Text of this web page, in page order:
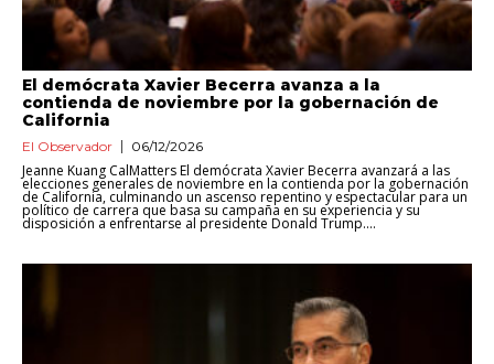
El demócrata Xavier Becerra avanza a la
contienda de noviembre por la gobernación de
California
El Observador 06/12/2026
Jeanne Kuang CalMatters El demócrata Xavier Becerra avanzará a las
elecciones generales de noviembre en la contienda por la gobernación
de California, culminando un ascenso repentino y espectacular para un
político de carrera que basa su campaña en su experiencia y su
disposición a enfrentarse al presidente Donald Trump....